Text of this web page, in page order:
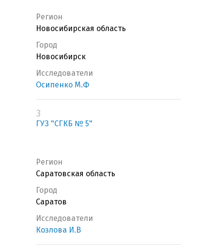
Регион
Новосибирская область
Город
Новосибирск
Исследователи
Осипенко М.Ф
3
ГУЗ "СГКБ № 5"
Регион
Саратовская область
Город
Саратов
Исследователи
Козлова И.В